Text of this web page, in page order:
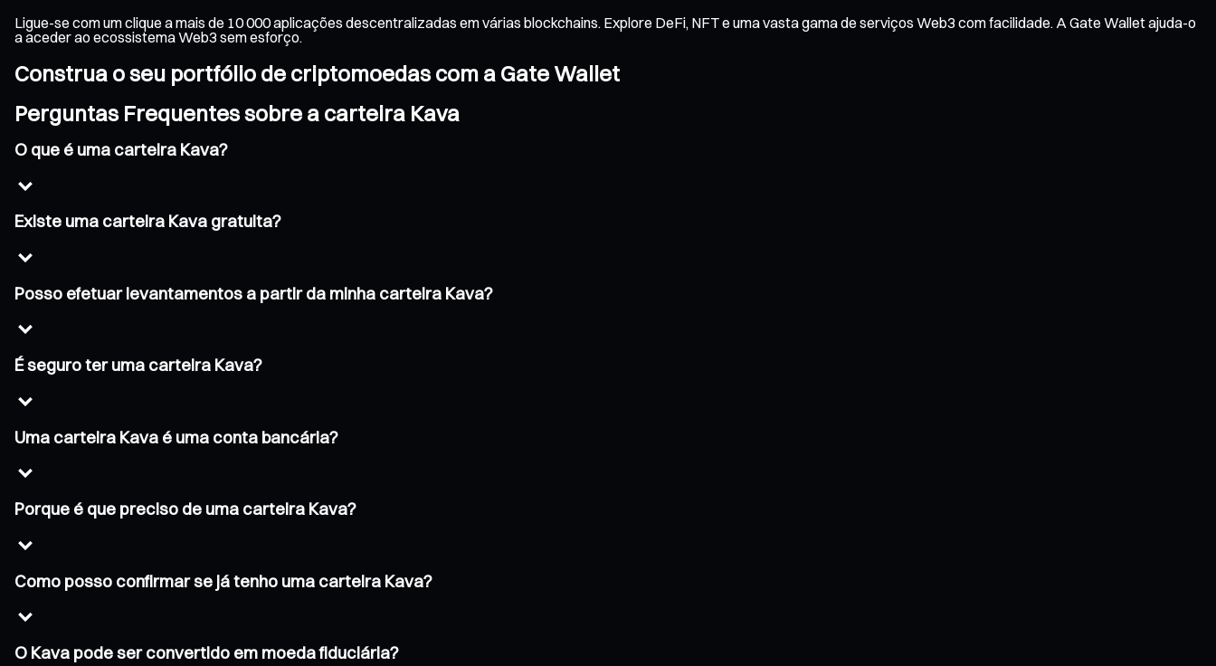
Ligue-se com um clique a mais de 10 000 aplicações descentralizadas em várias blockchains. Explore DeFi, NFT e uma vasta gama de serviços Web3 com facilidade. A Gate Wallet ajuda-o
a aceder ao ecossistema Web3 sem esforço.
Construa o seu portfólio de criptomoedas com a Gate Wallet
Perguntas Frequentes sobre a carteira Kava
O que é uma carteira Kava?
Existe uma carteira Kava gratuita?
Posso efetuar levantamentos a partir da minha carteira Kava?
É seguro ter uma carteira Kava?
Uma carteira Kava é uma conta bancária?
Porque é que preciso de uma carteira Kava?
Como posso confirmar se já tenho uma carteira Kava?
O Kava pode ser convertido em moeda fiduciária?